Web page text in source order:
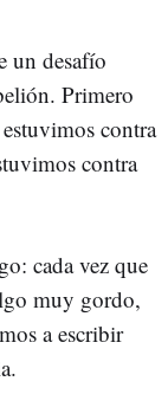
un desafío
Primero
contra
contra
cada vez que
muy gordo,
a escribir